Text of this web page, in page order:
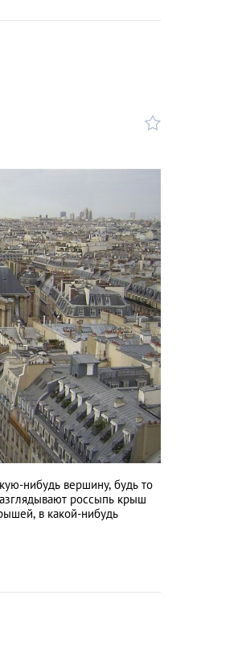
нибудь вершину, будь то
россыпь крыш
в какой-нибудь